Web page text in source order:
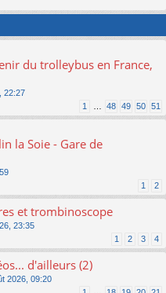
du trolleybus en France,
22:27
1 48 49 50 51
la Soie - Gare de
1 2
et trombinoscope
23:35
1 2 3 4
d'ailleurs (2)
2026, 09:20